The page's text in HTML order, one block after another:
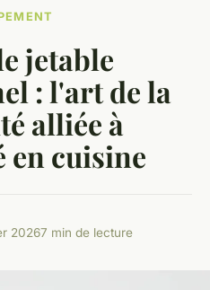
jetable
: l'art de la
alliée à
en cuisine
20267 min de lecture